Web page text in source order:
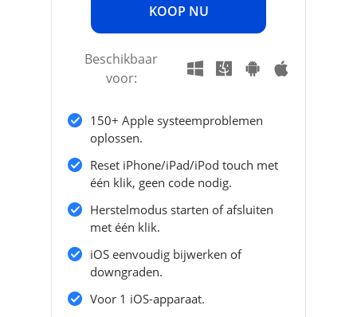
KOOP NU
Beschikbaar
voor:
150+ Apple systeemproblemen
oplossen.
Reset iPhone/iPad/iPod touch met
één klik, geen code nodig.
Herstelmodus starten of afsluiten
met één klik.
iOS eenvoudig bijwerken of
downgraden.
Voor 1 iOS-apparaat.